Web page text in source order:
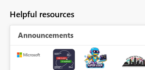
Helpful resources
Announcements